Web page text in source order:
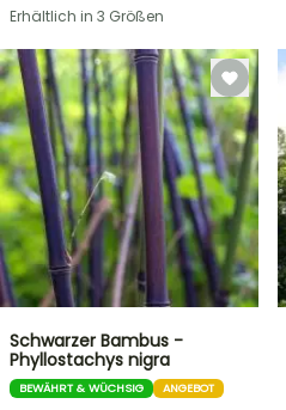
Erhältlich in 3 Größen
Schwarzer Bambus -
Phyllostachys nigra
BEWÄHRT & WÜCHSIG ANGEBOT